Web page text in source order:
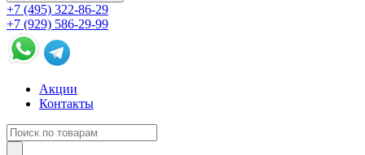
+7 (495) 322-86-29
+7 (929) 586-29-99
Акции
Контакты